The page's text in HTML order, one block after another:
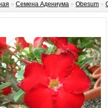
» Семена Адениума » Obesum »